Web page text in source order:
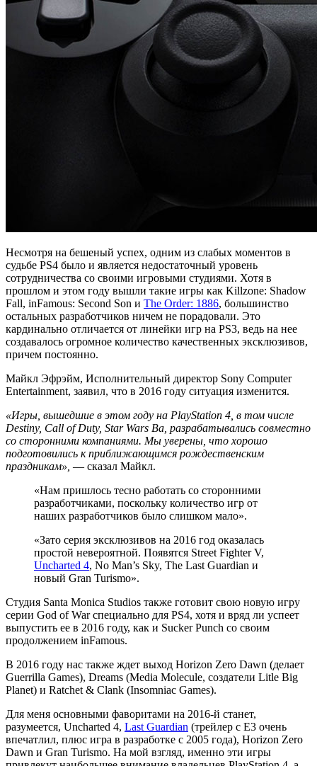
Sony
Несмотря на бешеный успех, одним из слабых моментов в
судьбе PS4 было и является недостаточный уровень
сотрудничества со своими игровыми студиями. Хотя в
прошлом и этом году вышли такие игры как Killzone: Shadow
Fall, inFamous: Second Son и The Order: 1886, большинство
остальных разработчиков ничем не порадовали. Это
кардинально отличается от линейки игр на PS3, ведь на нее
создавалось огромное количество качественных эксклюзивов,
причем постоянно.
Майкл Эфрэйм, Исполнительный директор Sony Computer
Entertainment, заявил, что в 2016 году ситуация изменится.
«Игры, вышедшие в этом году на PlayStation 4, в том числе
Destiny, Call of Duty, Star Wars Ba, разрабатывались совместно
со сторонними компаниями. Мы уверены, что хорошо
подготовились к приближающимся рождественским
праздникам», — сказал Майкл.
«Нам пришлось тесно работать со сторонними
разработчиками, поскольку количество игр от
наших разработчиков было слишком мало».
«Зато серия эксклюзивов на 2016 год оказалась
простой невероятной. Появятся Street Fighter V,
Uncharted 4, No Man’s Sky, The Last Guardian и
новый Gran Turismo».
Студия Santa Monica Studios также готовит свою новую игру
серии God of War специально для PS4, хотя и вряд ли успеет
выпустить ее в 2016 году, как и Sucker Punch со своим
продолжением inFamous.
В 2016 году нас также ждет выход Horizon Zero Dawn (делает
Guerrilla Games), Dreams (Media Molecule, создатели Litle Big
Planet) и Ratchet & Clank (Insomniac Games).
Для меня основными фаворитами на 2016-й станет,
разумеется, Uncharted 4, Last Guardian (трейлер с E3 очень
впечатлил, плюс игра в разработке с 2005 года), Horizon Zero
Dawn и Gran Turismо. На мой взгляд, именно эти игры